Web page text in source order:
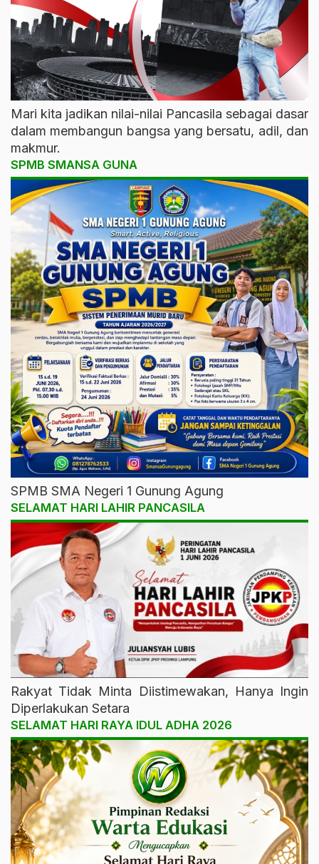
Mari kita jadikan nilai-nilai Pancasila sebagai dasar
dalam membangun bangsa yang bersatu, adil, dan
makmur.
SPMB SMANSA GUNA
SPMB SMA Negeri 1 Gunung Agung
SELAMAT HARI LAHIR PANCASILA
Rakyat Tidak Minta Diistimewakan, Hanya Ingin
Diperlakukan Setara
SELAMAT HARI RAYA IDUL ADHA 2026